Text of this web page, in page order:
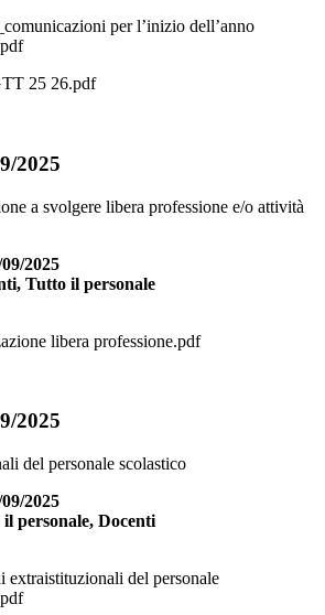
per l’inizio dell’anno
25 26.pdf
2025
a svolgere libera professione e/o attività
2025
Tutto il personale
libera professione.pdf
2025
del personale scolastico
2025
personale, Docenti
extraistituzionali del personale